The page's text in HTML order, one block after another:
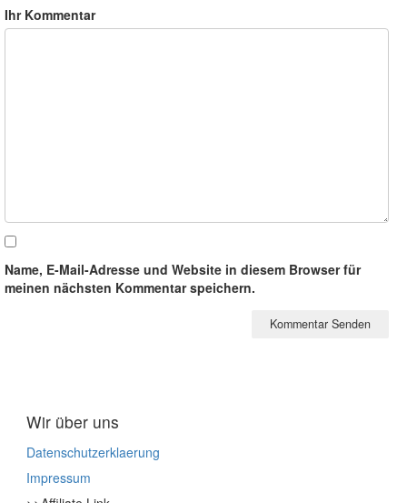
Ihr Kommentar
Name, E-Mail-Adresse und Website in diesem Browser für
meinen nächsten Kommentar speichern.
Wir über uns
Datenschutzerklaerung
Impressum